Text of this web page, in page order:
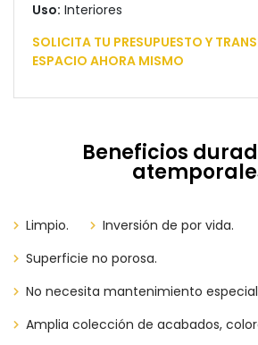
Uso: Interiores
SOLICITA TU PRESUPUESTO Y
ESPACIO AHORA MISMO
Beneficios
Limpio.
Inversión de por vida.
Superficie no porosa.
No necesita mantenimiento
Amplia colección de acabados,